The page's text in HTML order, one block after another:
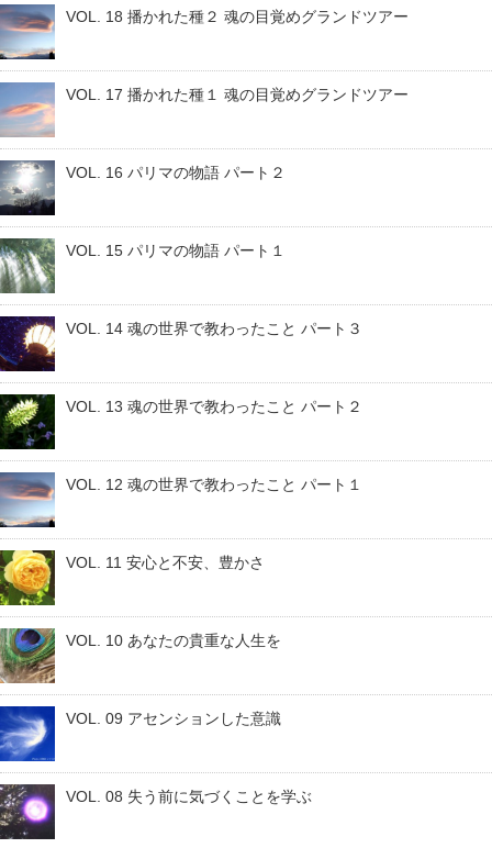
VOL. 18 播かれた種２ 魂の目覚めグランドツアー
VOL. 17 播かれた種１ 魂の目覚めグランドツアー
VOL. 16 パリマの物語 パート２
VOL. 15 パリマの物語 パート１
VOL. 14 魂の世界で教わったこと パート３
VOL. 13 魂の世界で教わったこと パート２
VOL. 12 魂の世界で教わったこと パート１
VOL. 11 安心と不安、豊かさ
VOL. 10 あなたの貴重な人生を
VOL. 09 アセンションした意識
VOL. 08 失う前に気づくことを学ぶ